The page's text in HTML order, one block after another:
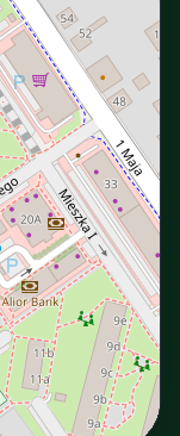
VIEW